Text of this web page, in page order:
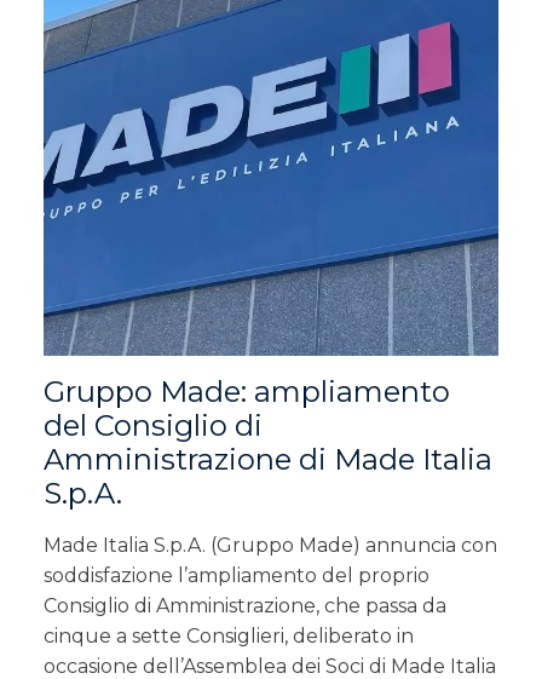
Gruppo Made: ampliamento
del Consiglio di
Amministrazione di Made Italia
S.p.A.
Made Italia S.p.A. (Gruppo Made) annuncia con
soddisfazione l’ampliamento del proprio
Consiglio di Amministrazione, che passa da
cinque a sette Consiglieri, deliberato in
occasione dell’Assemblea dei Soci di Made Italia